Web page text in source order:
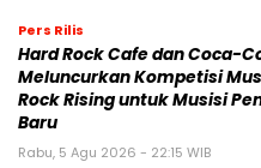
Pers Rilis
Hard Rock Cafe dan Coca-
Meluncurkan Kompetisi
Rock Rising untuk Musisi
Baru
Rabu, 5 Agu 2026 - 22:15 WIB